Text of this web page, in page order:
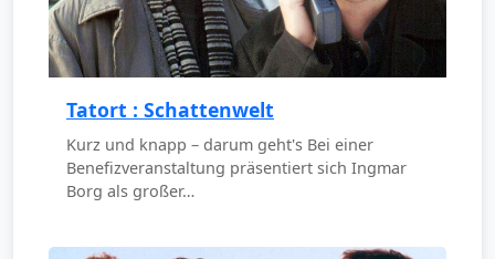
Tatort : Schattenwelt
Kurz und knapp – darum geht's Bei einer
Benefizveranstaltung präsentiert sich Ingmar
Borg als großer…